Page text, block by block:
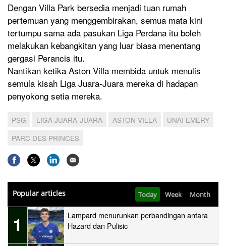
Dengan Villa Park bersedia menjadi tuan rumah
pertemuan yang menggembirakan, semua mata kini
tertumpu sama ada pasukan Liga Perdana itu boleh
melakukan kebangkitan yang luar biasa menentang
gergasi Perancis itu.
Nantikan ketika Aston Villa membida untuk menulis
semula kisah Liga Juara-Juara mereka di hadapan
penyokong setia mereka.
PSG LIGA JUARA-JUARA ASTON VILLA
UNAI EMERY
PARC DES PRINCES
Popular articles Today Week Month
1
Lampard menurunkan perbandingan antara
Hazard dan Pulisic